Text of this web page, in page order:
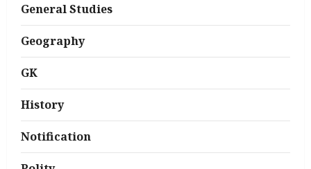
General Studies
Geography
GK
History
Notification